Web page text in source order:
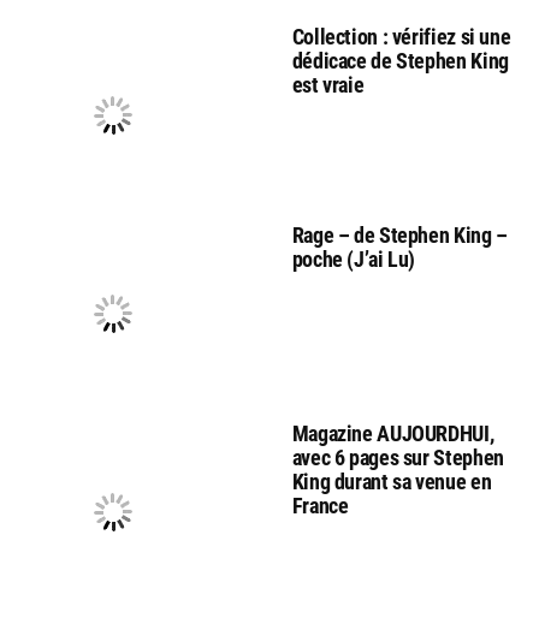
Collection : vérifiez si une
dédicace de Stephen King
est vraie
Rage – de Stephen King –
poche (J’ai Lu)
Magazine AUJOURDHUI,
avec 6 pages sur Stephen
King durant sa venue en
France